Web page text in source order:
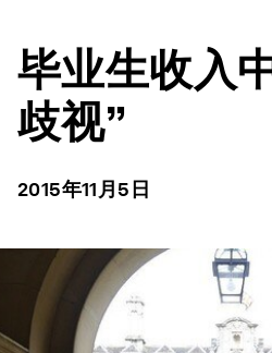
毕业生收入
歧视”
2015年11月5日